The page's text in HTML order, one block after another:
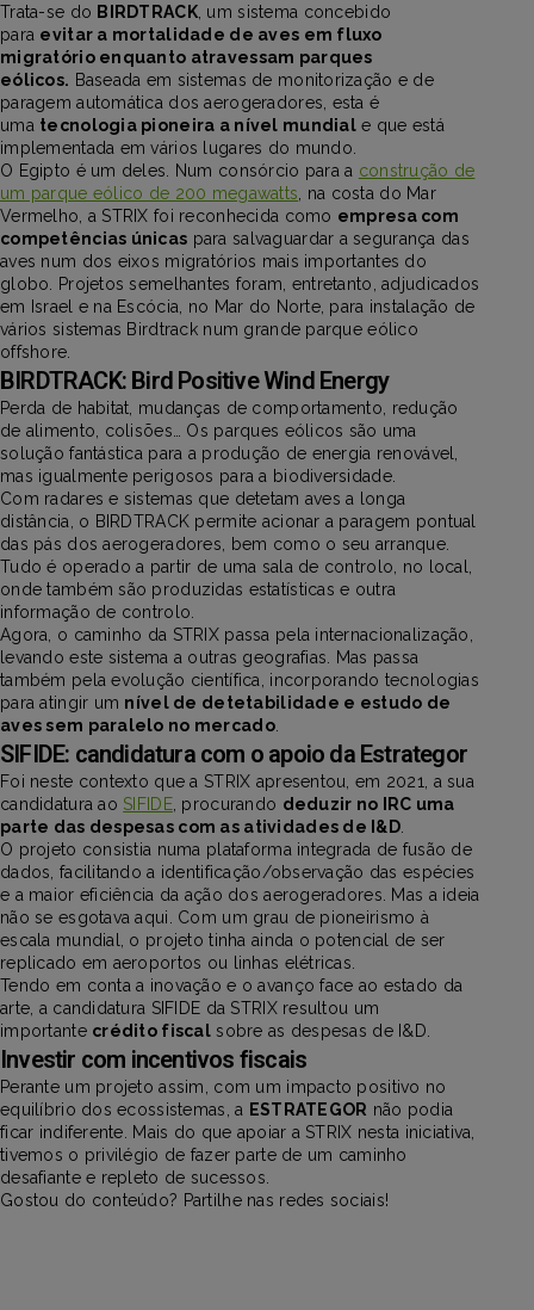
Trata-se do BIRDTRACK, um sistema concebido
para evitar a mortalidade de aves em fluxo
migratório enquanto atravessam parques
eólicos. Baseada em sistemas de monitorização e de
paragem automática dos aerogeradores, esta é
uma tecnologia pioneira a nível mundiale que está
implementada em vários lugares do mundo.
O Egipto é um deles. Num consórcio para a construção de
um parque eólico de 200 megawatts , na costa do Mar
Vermelho, a STRIX foi reconhecida como empresa com
competências únicas para salvaguardar a segurança das
aves num dos eixos migratórios mais importantes do
globo. Projetos semelhantes foram, entretanto, adjudicados
em Israel e na Escócia, no Mar do Norte, para instalação de
vários sistemas Birdtrack num grande parque eólico
offshore.
BIRDTRACK: Bird Positive Wind Energy
Perda de habitat, mudanças de comportamento, redução
de alimento, colisões… Os parques eólicos são uma
solução fantástica para a produção de energia renovável,
mas igualmente perigosos para a biodiversidade.
Com radares e sistemas que detetam aves a longa
distância, o BIRDTRACK permite acionar a paragem pontual
das pás dos aerogeradores, bem como o seu arranque.
Tudo é operado a partir de uma sala de controlo, no local,
onde também são produzidas estatísticas e outra
informação de controlo.
Agora, o caminho da STRIX passa pela internacionalização,
levando este sistema a outras geografias. Mas passa
também pela evolução científica, incorporando tecnologias
para atingir um nível de detetabilidade e estudo de
aves sem paralelo no mercado.
SIFIDE: candidatura com o apoio da Estrategor
Foi neste contexto que a STRIX apresentou, em 2021, a sua
candidatura ao SIFIDE, procurando deduzir no IRC uma
parte das despesas com as atividades de I&D
O projeto consistia numa plataforma integrada de fusão de
dados, facilitando a identificação/observação das espécies
e a maior eficiência da ação dos aerogeradores. Mas a ideia
não se esgotava aqui. Com um grau de pioneirismo à
escala mundial, o projeto tinha ainda o potencial de ser
replicado em aeroportos ou linhas elétricas.
Tendo em conta a inovação e o avanço face ao estado da
arte, a candidatura SIFIDE da STRIX resultou um
importante crédito fiscal sobre as despesas de I&D.
Investir com incentivos fiscais
Perante um projeto assim, com um impacto positivo no
equilíbrio dos ecossistemas, a ESTRATEGOR não podia
ficar indiferente. Mais do que apoiar a STRIX nesta iniciativa,
tivemos o privilégio de fazer parte de um caminho
desafiante e repleto de sucessos.
Gostou do conteúdo? Partilhe nas redes sociais!